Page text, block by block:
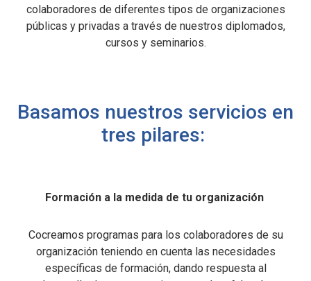
colaboradores de diferentes tipos de organizaciones
públicas y privadas a través de nuestros diplomados,
cursos y seminarios.
Basamos nuestros servicios en
tres pilares:
Formación a la medida de tu organización
Cocreamos programas para los colaboradores de su
organización teniendo en cuenta las necesidades
específicas de formación, dando respuesta al